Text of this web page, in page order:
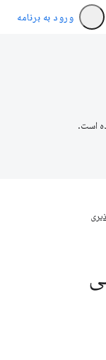
ورود به برنامه
است.